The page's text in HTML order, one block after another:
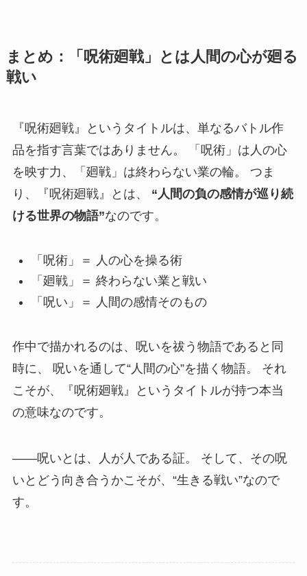
まとめ：「呪術廻戦」とは人間の心が廻る
戦い
『呪術廻戦』というタイトルは、単なるバトル作
品を指す言葉ではありません。 「呪術」は人の心
を映す力、「廻戦」は終わらない業の輪。 つま
り、『呪術廻戦』とは、 “人間の負の感情が巡り続
ける世界の物語”なのです。
「呪術」＝ 人の心を操る術
「廻戦」＝ 終わらない業と戦い
「呪い」＝ 人間の感情そのもの
作中で描かれるのは、呪いを祓う物語であると同
時に、 呪いを通して“人間の心”を描く物語。 それ
こそが、『呪術廻戦』というタイトルが持つ本当
の意味なのです。
――呪いとは、人が人である証。 そして、その呪
いとどう向き合うかこそが、“生きる戦い”なので
す。